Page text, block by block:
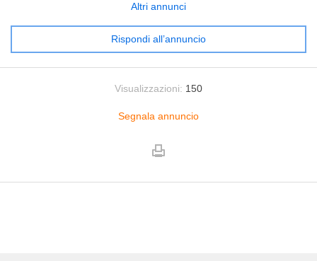
Altri annunci
Rispondi all’annuncio
Visualizzazioni: 150
Segnala annuncio